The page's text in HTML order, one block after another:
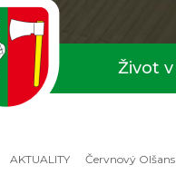
AKTUALITY
Život